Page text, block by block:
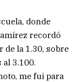
donde
recordó
de la 1.30, sobre
3.100.
me fui para